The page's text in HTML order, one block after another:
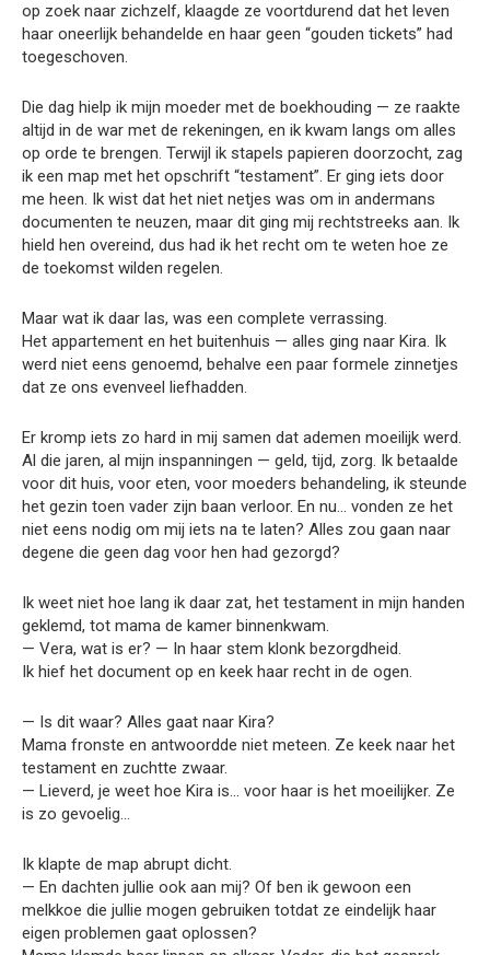
op zoek naar zichzelf, klaagde ze voortdurend dat het leven
haar oneerlijk behandelde en haar geen “gouden tickets” had
toegeschoven.
Die dag hielp ik mijn moeder met de boekhouding — ze raakte
altijd in de war met de rekeningen, en ik kwam langs om alles
op orde te brengen. Terwijl ik stapels papieren doorzocht, zag
ik een map met het opschrift “testament”. Er ging iets door
me heen. Ik wist dat het niet netjes was om in andermans
documenten te neuzen, maar dit ging mij rechtstreeks aan. Ik
hield hen overeind, dus had ik het recht om te weten hoe ze
de toekomst wilden regelen.
Maar wat ik daar las, was een complete verrassing.
Het appartement en het buitenhuis — alles ging naar Kira. Ik
werd niet eens genoemd, behalve een paar formele zinnetjes
dat ze ons evenveel liefhadden.
Er kromp iets zo hard in mij samen dat ademen moeilijk werd.
Al die jaren, al mijn inspanningen — geld, tijd, zorg. Ik betaalde
voor dit huis, voor eten, voor moeders behandeling, ik steunde
het gezin toen vader zijn baan verloor. En nu… vonden ze het
niet eens nodig om mij iets na te laten? Alles zou gaan naar
degene die geen dag voor hen had gezorgd?
Ik weet niet hoe lang ik daar zat, het testament in mijn handen
geklemd, tot mama de kamer binnenkwam.
— Vera, wat is er? — In haar stem klonk bezorgdheid.
Ik hief het document op en keek haar recht in de ogen.
— Is dit waar? Alles gaat naar Kira?
Mama fronste en antwoordde niet meteen. Ze keek naar het
testament en zuchtte zwaar.
— Lieverd, je weet hoe Kira is… voor haar is het moeilijker. Ze
is zo gevoelig…
Ik klapte de map abrupt dicht.
— En dachten jullie ook aan mij? Of ben ik gewoon een
melkkoe die jullie mogen gebruiken totdat ze eindelijk haar
eigen problemen gaat oplossen?